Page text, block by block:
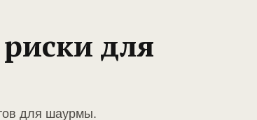
для
для шаурмы.